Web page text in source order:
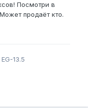
Посмотри в
продаёт кто.
13.5